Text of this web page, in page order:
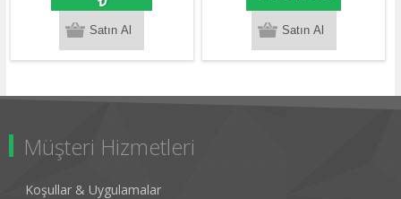
Müşteri Hizmetleri
Koşullar & Uygulamalar